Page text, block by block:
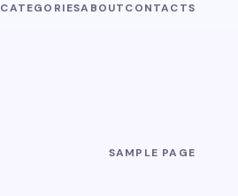
CATEGORIESABOUTCONTACTS
SAMPLE PAGE